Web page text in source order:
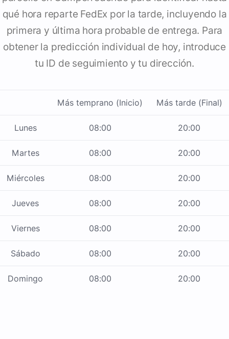
qué hora reparte FedEx por la tarde, incluyendo la
primera y última hora probable de entrega. Para
obtener la predicción individual de hoy, introduce
tu ID de seguimiento y tu dirección.
Más temprano (Inicio) Más tarde (Final)
Lunes 08:00 20:00
Martes 08:00 20:00
Miércoles 08:00 20:00
Jueves 08:00 20:00
Viernes 08:00 20:00
Sábado 08:00 20:00
Domingo 08:00 20:00